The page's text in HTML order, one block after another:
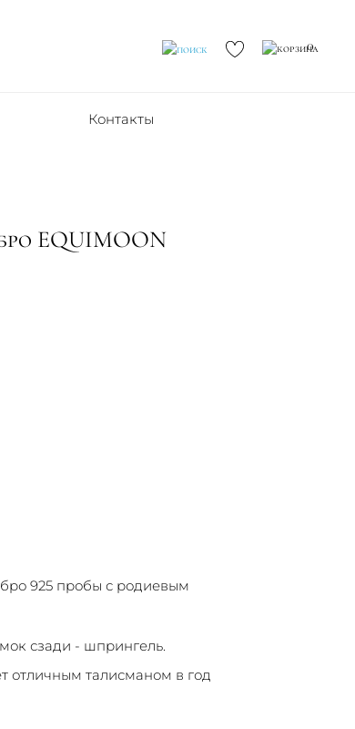
0
Контакты
EQUIMOON
925 пробы с родиевым
сзади - шпрингель.
отличным талисманом в год